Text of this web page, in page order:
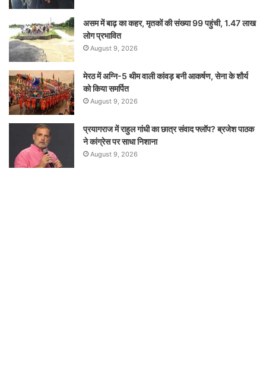
असम में बाढ़ का कहर, मृतकों की संख्या 99 पहुंची, 1.47 लाख
लोग प्रभावित
August 9, 2026
मेरठ में अग्नि-5 थीम वाली कांवड़ बनी आकर्षण, सेना के शौर्य
को किया समर्पित
August 9, 2026
प्रयागराज में राहुल गांधी का छात्र संवाद फ्लॉप? ब्रजेश पाठक
ने कांग्रेस पर साधा निशाना
August 9, 2026